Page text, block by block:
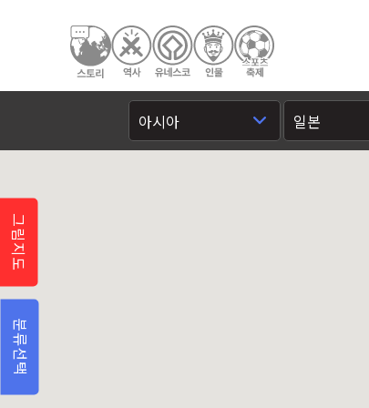
그림지도
분류선택